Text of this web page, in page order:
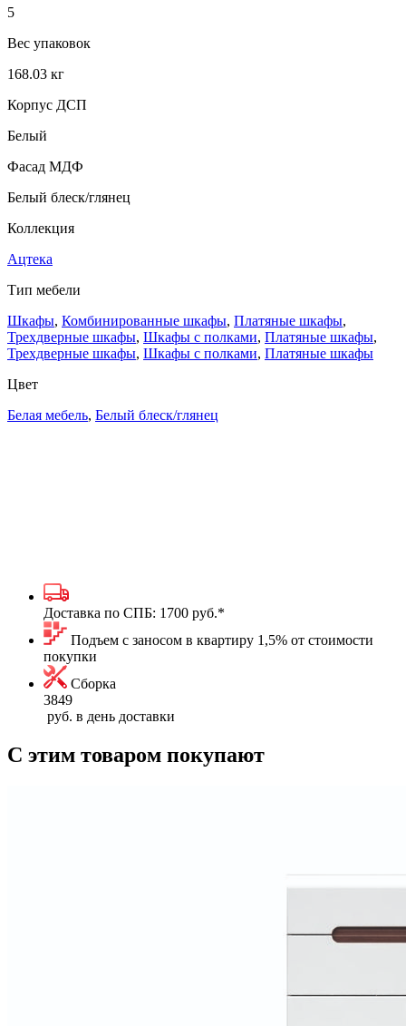
5
Вес упаковок
168.03 кг
Корпус ДСП
Белый
Фасад МДФ
Белый блеск/глянец
Коллекция
Ацтека
Тип мебели
Шкафы, Комбинированные шкафы, Платяные шкафы,
Трехдверные шкафы, Шкафы с полками, Платяные шкафы,
Трехдверные шкафы, Шкафы с полками, Платяные шкафы
Цвет
Белая мебель, Белый блеск/глянец
Доставка по СПБ: 1700 руб.*
Подъем с заносом в квартиру 1,5% от стоимости
покупки
Сборка
3849
руб. в день доставки
С этим товаром покупают